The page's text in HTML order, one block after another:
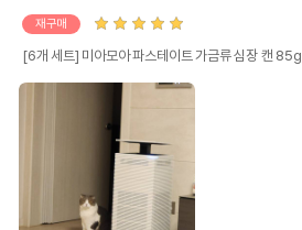
재구매
[6개 세트] 미아모아 파스테이트 가금류 심장 캔 85g